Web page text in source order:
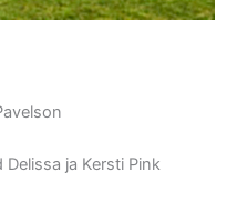
ja Kersti Pink